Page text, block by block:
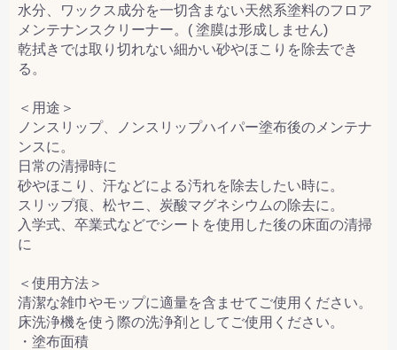
水分、ワックス成分を一切含まない天然系塗料のフロア
メンテナンスクリーナー。( 塗膜は形成しません)
乾拭きでは取り切れない細かい砂やほこりを除去でき
る。
＜用途＞
ノンスリップ、ノンスリップハイパー塗布後のメンテナ
ンスに。
日常の清掃時に
砂やほこり、汗などによる汚れを除去したい時に。
スリップ痕、松ヤニ、炭酸マグネシウムの除去に。
入学式、卒業式などでシートを使用した後の床面の清掃
に
＜使用方法＞
清潔な雑巾やモップに適量を含ませてご使用ください。
床洗浄機を使う際の洗浄剤としてご使用ください。
・塗布面積